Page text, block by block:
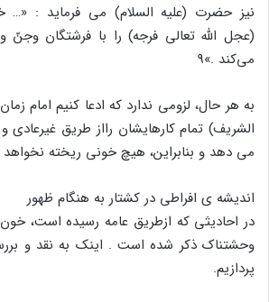
نیز حضرت (علیه السلام) می فرماید :
(عجل الله تعالی فرجه) را با فرشتگان
می‌کند .»9
به هر حال، لزومی ندارد که ادعا کنیم امام
الشریف) تمام کارهایشان رااز طریق غیرعادی
می دهد و بنابراین، هیچ خونی ریخته
اندیشه ی افراطی در کشتار به هنگام ظهور
در احادیثی که ازطریق عامه رسیده است،
وحشتناک ذکر شده است . اینک به نقد و
پردازیم.